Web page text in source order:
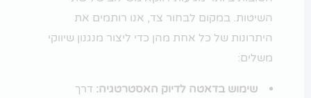
השיטות. במקום לבחור צד, אנו רותמים את
היתרונות של כל אחת מהן כדי ליצור מנגנון שיווקי
משלים:
שימוש בדאטה לדיוק האסטרטגיה:דרך